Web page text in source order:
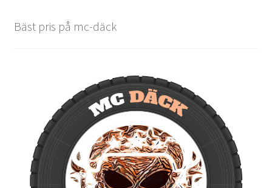
Bäst pris på mc-däck